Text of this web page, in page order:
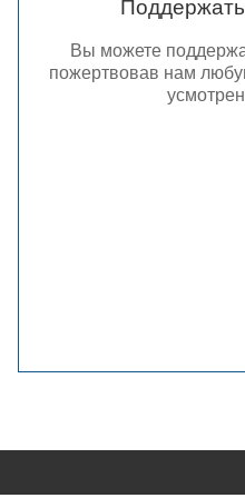
Вы можете
пожертвовав нам